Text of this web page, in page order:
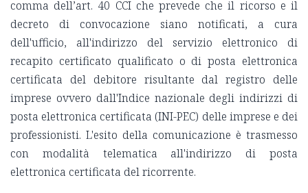
comma dell’art. 40 CCI che prevede che il ricorso e il
decreto di convocazione siano notificati, a cura
dell'ufficio, all'indirizzo del servizio elettronico di
recapito certificato qualificato o di posta elettronica
certificata del debitore risultante dal registro delle
imprese ovvero dall'Indice nazionale degli indirizzi di
posta elettronica certificata (INI-PEC) delle imprese e dei
professionisti. L'esito della comunicazione è trasmesso
con modalità telematica all'indirizzo di posta
elettronica certificata del ricorrente.